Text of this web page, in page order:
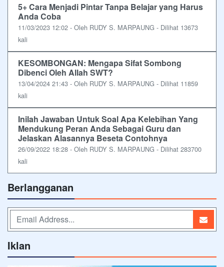
5+ Cara Menjadi Pintar Tanpa Belajar yang Harus
Anda Coba
11/03/2023 12:02 - Oleh RUDY S. MARPAUNG - Dilihat 13673
kali
KESOMBONGAN: Mengapa Sifat Sombong
Dibenci Oleh Allah SWT?
13/04/2024 21:43 - Oleh RUDY S. MARPAUNG - Dilihat 11859
kali
Inilah Jawaban Untuk Soal Apa Kelebihan Yang
Mendukung Peran Anda Sebagai Guru dan
Jelaskan Alasannya Beseta Contohnya
26/09/2022 18:28 - Oleh RUDY S. MARPAUNG - Dilihat 283700
kali
Berlangganan
Iklan